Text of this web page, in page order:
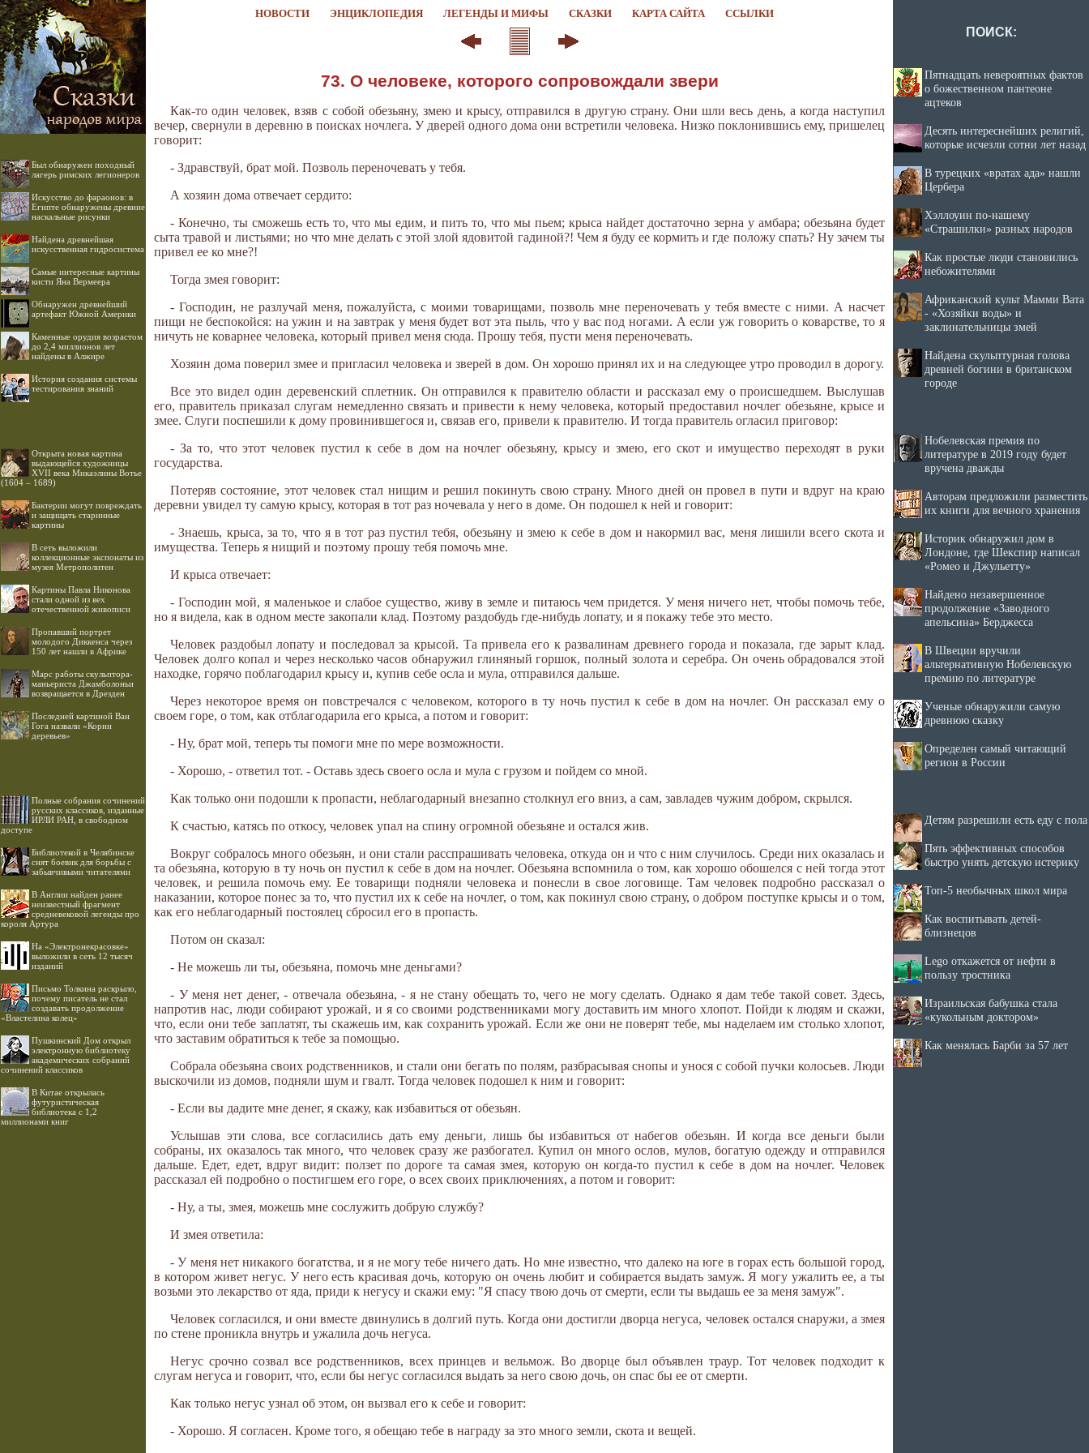
НОВОСТИ ЭНЦИКЛОПЕДИЯ ЛЕГЕНДЫ И МИФЫ СКАЗКИ КАРТА САЙТА ССЫЛКИ
Был обнаружен походный
лагерь римских легионеров
Искусство до фараонов: в
Египте обнаружены древние
наскальные рисунки
Найдена древнейшая
искусственная гидросистема
Самые интересные картины
кисти Яна Вермеера
Обнаружен древнейший
артефакт Южной Америки
Каменные орудия возрастом
до 2,4 миллионов лет
найдены в Алжире
История создания системы
тестирования знаний
Открыта новая картина
выдающейся художницы
XVII века Микаэлины Вотье
(1604 – 1689)
Бактерии могут повреждать
и защищать старинные
картины
В сеть выложили
коллекционные экспонаты из
музея Метрополитен
Картины Павла Никонова
стали одной из вех
отечественной живописи
Пропавший портрет
молодого Диккенса через
150 лет нашли в Африке
Марс работы скульптора-
маньериста Джамболоньи
возвращается в Дрезден
Последней картиной Ван
Гога назвали «Корни
деревьев»
Полные собрания сочинений
русских классиков, изданные
ИРЛИ РАН, в свободном
доступе
Библиотекой в Челябинске
снят боевик для борьбы с
забывчивыми читателями
В Англии найден ранее
неизвестный фрагмент
средневековой легенды про
короля Артура
На «Электронекрасовке»
выложили в сеть 12 тысяч
изданий
Письмо Толкина раскрыло,
почему писатель не стал
создавать продолжение
«Властелина колец»
Пушкинский Дом открыл
электронную библиотеку
академических собраний
сочинений классиков
В Китае открылась
футуристическая
библиотека с 1,2
миллионами книг
73. О человеке, которого сопровождали звери
Как-то один человек, взяв с собой обезьяну, змею и крысу, отправился в другую страну. Они шли весь день, а когда наступил
вечер, свернули в деревню в поисках ночлега. У дверей одного дома они встретили человека. Низко поклонившись ему, пришелец
говорит:
- Здравствуй, брат мой. Позволь переночевать у тебя.
А хозяин дома отвечает сердито:
- Конечно, ты сможешь есть то, что мы едим, и пить то, что мы пьем; крыса найдет достаточно зерна у амбара; обезьяна будет
сыта травой и листьями; но что мне делать с этой злой ядовитой гадиной?! Чем я буду ее кормить и где положу спать? Ну зачем ты
привел ее ко мне?!
Тогда змея говорит:
- Господин, не разлучай меня, пожалуйста, с моими товарищами, позволь мне переночевать у тебя вместе с ними. А насчет
пищи не беспокойся: на ужин и на завтрак у меня будет вот эта пыль, что у вас под ногами. А если уж говорить о коварстве, то я
ничуть не коварнее человека, который привел меня сюда. Прошу тебя, пусти меня переночевать.
Хозяин дома поверил змее и пригласил человека и зверей в дом. Он хорошо принял их и на следующее утро проводил в дорогу.
Все это видел один деревенский сплетник. Он отправился к правителю области и рассказал ему о происшедшем. Выслушав
его, правитель приказал слугам немедленно связать и привести к нему человека, который предоставил ночлег обезьяне, крысе и
змее. Слуги поспешили к дому провинившегося и, связав его, привели к правителю. И тогда правитель огласил приговор:
- За то, что этот человек пустил к себе в дом на ночлег обезьяну, крысу и змею, его скот и имущество переходят в руки
государства.
Потеряв состояние, этот человек стал нищим и решил покинуть свою страну. Много дней он провел в пути и вдруг на краю
деревни увидел ту самую крысу, которая в тот раз ночевала у него в доме. Он подошел к ней и говорит:
- Знаешь, крыса, за то, что я в тот раз пустил тебя, обезьяну и змею к себе в дом и накормил вас, меня лишили всего скота и
имущества. Теперь я нищий и поэтому прошу тебя помочь мне.
И крыса отвечает:
- Господин мой, я маленькое и слабое существо, живу в земле и питаюсь чем придется. У меня ничего нет, чтобы помочь тебе,
но я видела, как в одном месте закопали клад. Поэтому раздобудь где-нибудь лопату, и я покажу тебе это место.
Человек раздобыл лопату и последовал за крысой. Та привела его к развалинам древнего города и показала, где зарыт клад.
Человек долго копал и через несколько часов обнаружил глиняный горшок, полный золота и серебра. Он очень обрадовался этой
находке, горячо поблагодарил крысу и, купив себе осла и мула, отправился дальше.
Через некоторое время он повстречался с человеком, которого в ту ночь пустил к себе в дом на ночлег. Он рассказал ему о
своем горе, о том, как отблагодарила его крыса, а потом и говорит:
- Ну, брат мой, теперь ты помоги мне по мере возможности.
- Хорошо, - ответил тот. - Оставь здесь своего осла и мула с грузом и пойдем со мной.
Как только они подошли к пропасти, неблагодарный внезапно столкнул его вниз, а сам, завладев чужим добром, скрылся.
К счастью, катясь по откосу, человек упал на спину огромной обезьяне и остался жив.
Вокруг собралось много обезьян, и они стали расспрашивать человека, откуда он и что с ним случилось. Среди них оказалась и
та обезьяна, которую в ту ночь он пустил к себе в дом на ночлег. Обезьяна вспомнила о том, как хорошо обошелся с ней тогда этот
человек, и решила помочь ему. Ее товарищи подняли человека и понесли в свое логовище. Там человек подробно рассказал о
наказании, которое понес за то, что пустил их к себе на ночлег, о том, как покинул свою страну, о добром поступке крысы и о том,
как его неблагодарный постоялец сбросил его в пропасть.
Потом он сказал:
- Не можешь ли ты, обезьяна, помочь мне деньгами?
- У меня нет денег, - отвечала обезьяна, - я не стану обещать то, чего не могу сделать. Однако я дам тебе такой совет. Здесь,
напротив нас, люди собирают урожай, и я со своими родственниками могу доставить им много хлопот. Пойди к людям и скажи,
что, если они тебе заплатят, ты скажешь им, как сохранить урожай. Если же они не поверят тебе, мы наделаем им столько хлопот,
что заставим обратиться к тебе за помощью.
Собрала обезьяна своих родственников, и стали они бегать по полям, разбрасывая снопы и унося с собой пучки колосьев. Люди
выскочили из домов, подняли шум и гвалт. Тогда человек подошел к ним и говорит:
- Если вы дадите мне денег, я скажу, как избавиться от обезьян.
Услышав эти слова, все согласились дать ему деньги, лишь бы избавиться от набегов обезьян. И когда все деньги были
собраны, их оказалось так много, что человек сразу же разбогател. Купил он много ослов, мулов, богатую одежду и отправился
дальше. Едет, едет, вдруг видит: ползет по дороге та самая змея, которую он когда-то пустил к себе в дом на ночлег. Человек
рассказал ей подробно о постигшем его горе, о всех своих приключениях, а потом и говорит:
- Ну, а ты, змея, можешь мне сослужить добрую службу?
И змея ответила:
- У меня нет никакого богатства, и я не могу тебе ничего дать. Но мне известно, что далеко на юге в горах есть большой город,
в котором живет негус. У него есть красивая дочь, которую он очень любит и собирается выдать замуж. Я могу ужалить ее, а ты
возьми это лекарство от яда, приди к негусу и скажи ему: "Я спасу твою дочь от смерти, если ты выдашь ее за меня замуж".
Человек согласился, и они вместе двинулись в долгий путь. Когда они достигли дворца негуса, человек остался снаружи, а змея
по стене проникла внутрь и ужалила дочь негуса.
Негус срочно созвал все родственников, всех принцев и вельмож. Во дворце был объявлен траур. Тот человек подходит к
слугам негуса и говорит, что, если бы негус согласился выдать за него свою дочь, он спас бы ее от смерти.
Как только негус узнал об этом, он вызвал его к себе и говорит:
- Хорошо. Я согласен. Кроме того, я обещаю тебе в награду за это много земли, скота и вещей.
ПОИСК:
Пятнадцать невероятных фактов
о божественном пантеоне
ацтеков
Десять интереснейших религий,
которые исчезли сотни лет назад
В турецких «вратах ада» нашли
Цербера
Хэллоуин по-нашему
«Страшилки» разных народов
Как простые люди становились
небожителями
Африканский культ Мамми Вата
- «Хозяйки воды» и
заклинательницы змей
Найдена скульптурная голова
древней богини в британском
городе
Нобелевская премия по
литературе в 2019 году будет
вручена дважды
Авторам предложили разместить
их книги для вечного хранения
Историк обнаружил дом в
Лондоне, где Шекспир написал
«Ромео и Джульетту»
Найдено незавершенное
продолжение «Заводного
апельсина» Берджесса
В Швеции вручили
альтернативную Нобелевскую
премию по литературе
Ученые обнаружили самую
древнюю сказку
Определен самый читающий
регион в России
Детям разрешили есть еду с пола
Пять эффективных способов
быстро унять детскую истерику
Топ-5 необычных школ мира
Как воспитывать детей-
близнецов
Lego откажется от нефти в
пользу тростника
Израильская бабушка стала
«кукольным доктором»
Как менялась Барби за 57 лет